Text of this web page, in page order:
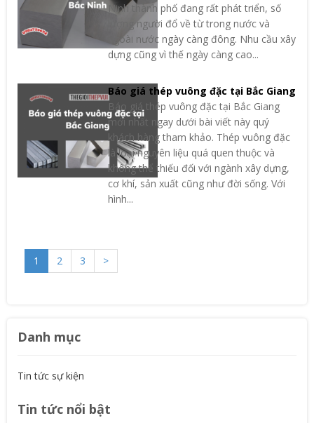
Ninh thành phố đang rất phát triển, số
lượng người đổ về từ trong nước và
ngoài nước ngày càng đông. Nhu cầu xây
dựng cũng vì thế ngày càng cao...
Báo giá thép vuông đặc tại Bắc Giang
Báo giá thép vuông đặc tại Bắc Giang
mới nhất ngay dưới bài viết này quý
khách hàng tham khảo. Thép vuông đặc
là loại nguyên liệu quá quen thuộc và
không thể thiếu đối với ngành xây dựng,
cơ khí, sản xuất cũng như đời sống. Với
hình...
1 2 3 >
Danh mục
Tin tức sự kiện
Tin tức nổi bật